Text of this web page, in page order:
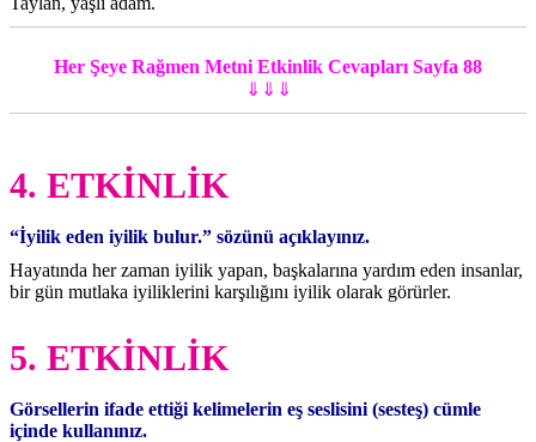
Her Şeye Rağmen Metni Etkinlik Cevapları Sayfa 88
⇓⇓⇓
4. ETKİNLİK
“İyilik eden iyilik bulur.” sözünü açıklayınız.
Hayatında her zaman iyilik yapan, başkalarına yardım eden insanlar,
bir gün mutlaka iyiliklerini karşılığını iyilik olarak görürler.
5. ETKİNLİK
Görsellerin ifade ettiği kelimelerin eş seslisini (sesteş) cümle
içinde kullanınız.